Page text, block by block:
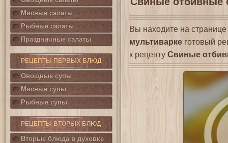
Мясные салаты
Рыбные салаты
Праздничные салаты
РЕЦЕПТЫ ПЕРВЫХ БЛЮД
Овощные супы
Мясные супы
Рыбные супы
РЕЦЕПТЫ ВТОРЫХ БЛЮД
Вторые блюда в духовке
Вы находите на странице
мультиварке готовый
к рецепту Свиные